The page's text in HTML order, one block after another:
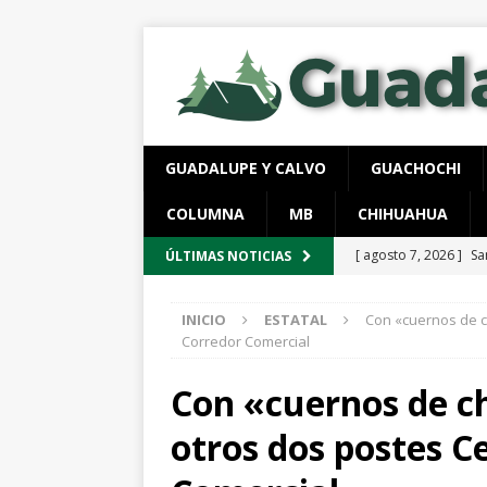
GUADALUPE Y CALVO GUACHOCHI
COLUMNA MB CHIHUAHUA
ÚLTIMAS NOTICIAS [ agosto 7, 2026 ]
[ agosto 7, 2026 ]
Parque Colibrí
[ agosto 7, 2026 ]
INICIO ESTATAL
Con «cuernos de
Corredor Comercial
Con «cuernos de
otros dos postes